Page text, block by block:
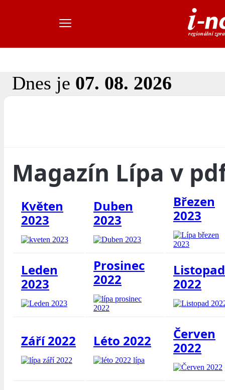
Dnes je 07. 08. 2026
Magazín Lípa v
Květen
2023
Duben
2023
Březen
2023
Leden
2023
Prosinec
2022
Listopad
2022
Září 2022 Léto 2022
Červen
2022